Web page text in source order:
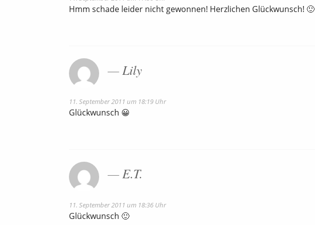
Hmm schade leider nicht gewonnen! Herzlichen Glückwunsch! 🙂
Lily
11. September 2011 um 18:19 Uhr
Glückwunsch 😀
E.T.
11. September 2011 um 18:36 Uhr
Glückwunsch 🙂